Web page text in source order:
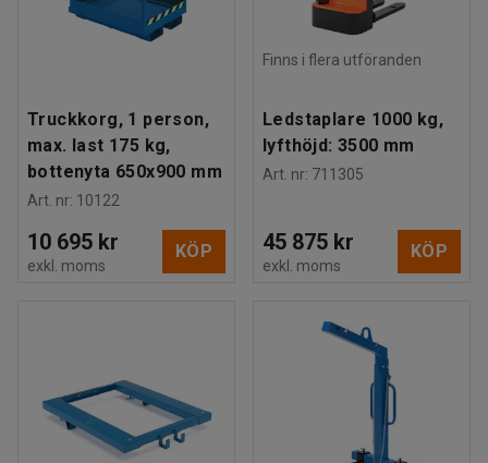
Truckkorg, 1 person,
max. last 175 kg,
bottenyta 650x900 mm
Art. nr: 10122
10 695 kr
exkl. moms
KÖP
Finns i flera utföranden
Ledstaplare 1000 kg,
lyfthöjd: 3500 mm
Art. nr: 711305
45 875 kr
exkl. moms
KÖP